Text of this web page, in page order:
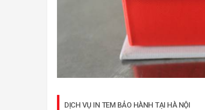
DỊCH VỤ IN TEM BẢO HÀNH TẠI HÀ NỘI